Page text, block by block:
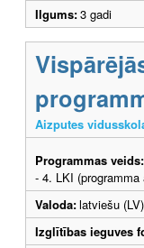
Ilgums:3 gadi
Aizputes
Programmas veids:
- 4. LKI (programma
Valoda:latviešu (LV)
Izglītības ieguves